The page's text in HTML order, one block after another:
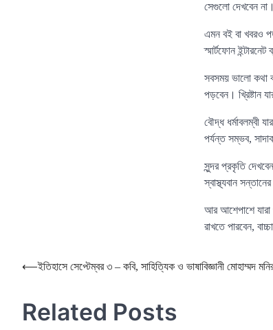
সেগুলো দেখবেন না।
এমন বই বা খবরও
স্মার্টফোন
সবসময় ভালো কথা
পড়বেন। খ্রিষ্টান
বৌদ্ধ ধর্মাবলম্বী
পর্যন্ত সম্ভব,
সুন্দর প্রকৃতি
স্বাস্থ্যবান
আর আশেপাশে
রাখতে পারবেন,
Post
⟵ইতিহাসে সেপ্টেম্বর ৩ – কবি, সাহিত্যিক ও ভাষাবিজ্ঞানী মোহাম্মদ
Related Posts